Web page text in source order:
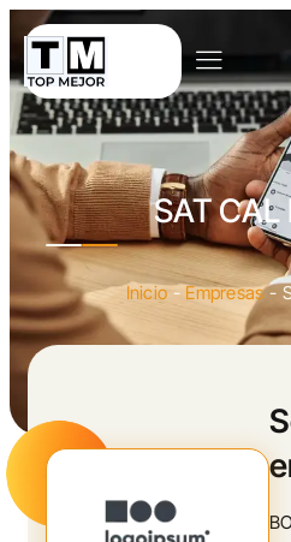
SAT CAL
Inicio-Empresas-